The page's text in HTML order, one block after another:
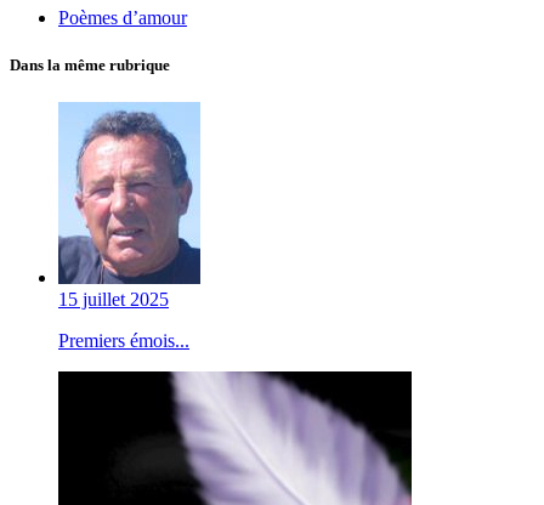
Poèmes d’amour
Dans la même rubrique
15 juillet 2025
Premiers émois...